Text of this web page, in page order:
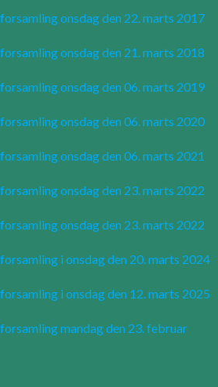
onsdag den 22. marts 2017
onsdag den 21. marts 2018
onsdag den 06. marts 2019
onsdag den 06. marts 2020
onsdag den 06. marts 2021
onsdag den 23. marts 2022
onsdag den 23. marts 2022
i onsdag den 20. marts 2024
i onsdag den 12. marts 2025
mandag den 23. februar